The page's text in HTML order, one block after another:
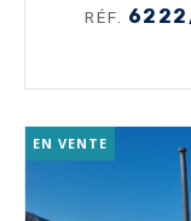
RÉF.
EN VENTE